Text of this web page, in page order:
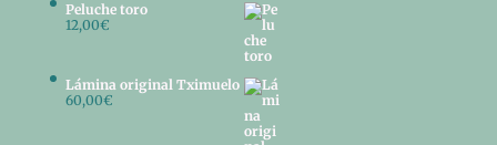
Peluche toro
12,00€
Lámina original Tximuelo
60,00€